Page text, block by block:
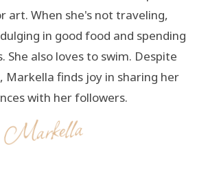
art. When she's not traveling,
in good food and spending
also loves to swim. Despite
Markella finds joy in sharing her
with her followers.